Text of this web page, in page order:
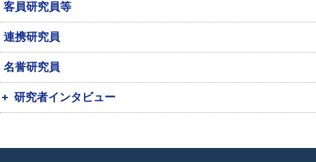
客員研究員等
連携研究員
名誉研究員
研究者インタビュー